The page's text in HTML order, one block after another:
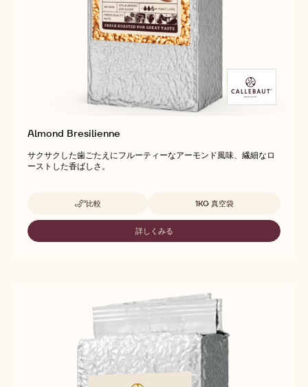
Almond Bresilienne
サクサクした歯ごたえにフルーティーなアーモンド風味、繊細なロ
ーストした香ばしさ。
比較
-
ALMOND
BRESILIENNE
1KG 真空袋
詳しくみる
-